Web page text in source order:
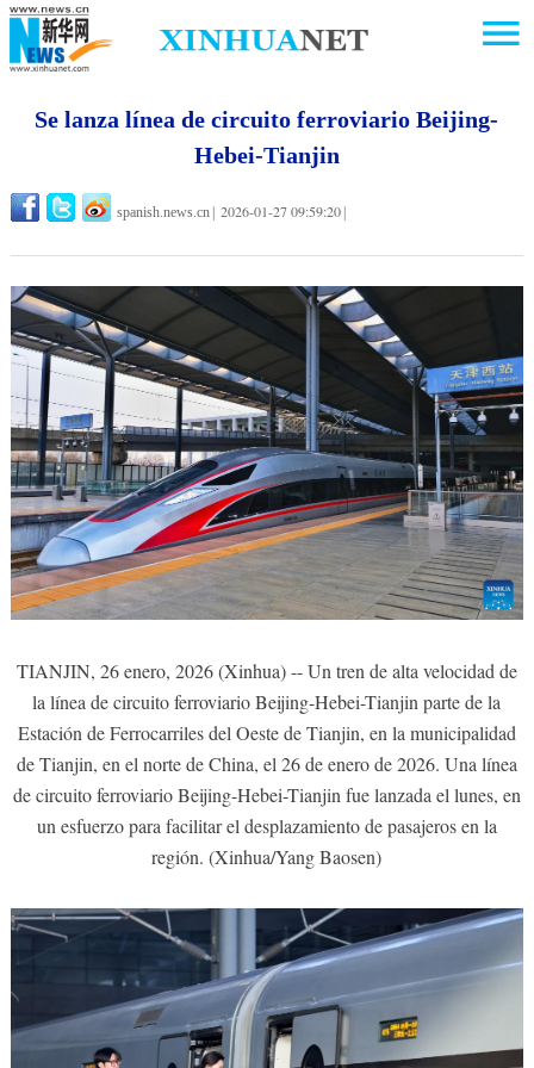
Se lanza línea de circuito ferroviario Beijing-
Hebei-Tianjin
spanish.news.cn 2026-01-27 09:59:20
TIANJIN, 26 enero, 2026 (Xinhua) -- Un tren de alta velocidad de
la línea de circuito ferroviario Beijing-Hebei-Tianjin parte de la
Estación de Ferrocarriles del Oeste de Tianjin, en la municipalidad
de Tianjin, en el norte de China, el 26 de enero de 2026. Una línea
de circuito ferroviario Beijing-Hebei-Tianjin fue lanzada el lunes, en
un esfuerzo para facilitar el desplazamiento de pasajeros en la
región. (Xinhua/Yang Baosen)